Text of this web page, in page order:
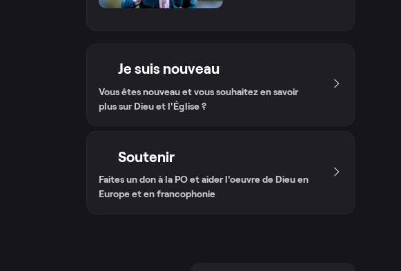
Je suis nouveau
Vous êtes nouveau et vous souhaitez en savoir
plus sur Dieu et l'Église ?
Soutenir
Faites un don à la PO et aider l'oeuvre de Dieu en
Europe et en francophonie